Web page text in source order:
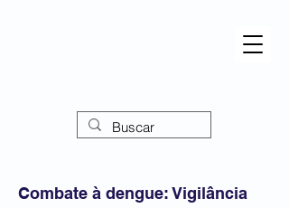
Combate à dengue: Vigilância